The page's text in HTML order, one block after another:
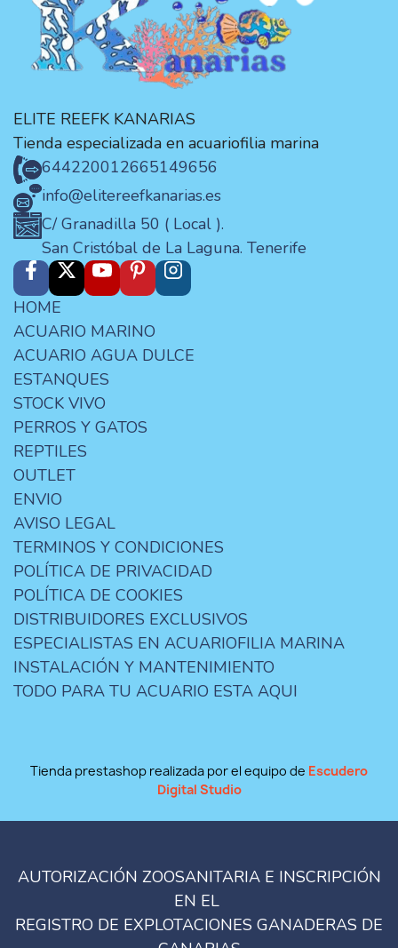
ELITE REEFK KANARIAS
Tienda especializada en acuariofilia marina
644220012665149656
info@elitereefkanarias.es
C/ Granadilla 50 ( Local ).
San Cristóbal de La Laguna. Tenerife
HOME
ACUARIO MARINO
ACUARIO AGUA DULCE
ESTANQUES
STOCK VIVO
PERROS Y GATOS
REPTILES
OUTLET
ENVIO
AVISO LEGAL
TERMINOS Y CONDICIONES
POLÍTICA DE PRIVACIDAD
POLÍTICA DE COOKIES
DISTRIBUIDORES EXCLUSIVOS
ESPECIALISTAS EN ACUARIOFILIA MARINA
INSTALACIÓN Y MANTENIMIENTO
TODO PARA TU ACUARIO ESTA AQUI
Tienda prestashop realizada por el equipo de Escudero
Digital Studio
AUTORIZACIÓN ZOOSANITARIA E INSCRIPCIÓN
EN EL
REGISTRO DE EXPLOTACIONES GANADERAS DE